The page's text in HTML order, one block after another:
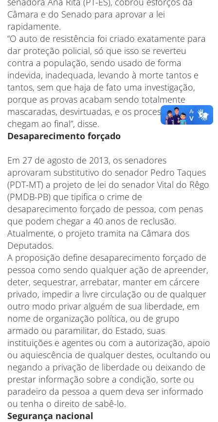
Câmara e do Senado para aprovar a lei
rapidamente.
“O auto de resistência foi criado exatamente para
dar proteção policial, só que isso se reverteu
contra a população, sendo usado de forma
indevida, inadequada, levando à morte tantos e
tantos, sem que haja de fato uma investigação,
porque as provas acabam sendo totalmente
mascaradas, desvirtuadas, e os processos não
chegam ao final”, disse.
Desaparecimento forçado
Em 27 de agosto de 2013, os senadores
aprovaram substitutivo do senador Pedro Taques
(PDT-MT) a projeto de lei do senador Vital do Rêgo
(PMDB-PB) que tipifica o crime de
desaparecimento forçado de pessoa, com penas
que podem chegar a 40 anos de reclusão.
Atualmente, o projeto tramita na Câmara dos
Deputados.
A proposição define desaparecimento forçado de
pessoa como sendo qualquer ação de apreender,
deter, sequestrar, arrebatar, manter em cárcere
privado, impedir a livre circulação ou de qualquer
outro modo privar alguém de sua liberdade, em
nome de organização política, ou de grupo
armado ou paramilitar, do Estado, suas
instituições e agentes ou com a autorização, apoio
ou aquiescência de qualquer destes, ocultando ou
negando a privação de liberdade ou deixando de
prestar informação sobre a condição, sorte ou
paradeiro da pessoa a quem deva ser informado
ou tenha o direito de sabê-lo.
Segurança nacional